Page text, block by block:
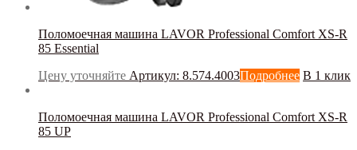
Поломоечная машина LAVOR Professional Comfort XS-R
85 Essential
Цену уточняйте Артикул: 8.574.4003Подробнее В 1 клик
Поломоечная машина LAVOR Professional Comfort XS-R
85 UP